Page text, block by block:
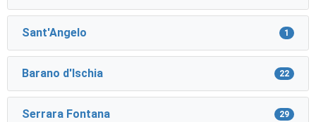
Sant'Angelo 1
Barano d'Ischia 22
Serrara Fontana 29